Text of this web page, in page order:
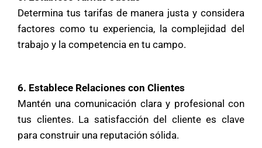
Determina tus tarifas de manera justa y considera
factores como tu experiencia, la complejidad del
trabajo y la competencia en tu campo.
6. Establece Relaciones con Clientes
Mantén una comunicación clara y profesional con
tus clientes. La satisfacción del cliente es clave
para construir una reputación sólida.